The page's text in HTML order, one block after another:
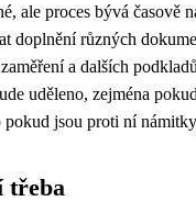
ale proces bývá časově
doplnění různých
a dalších
uděleno, zejména
jsou proti ní
třeba